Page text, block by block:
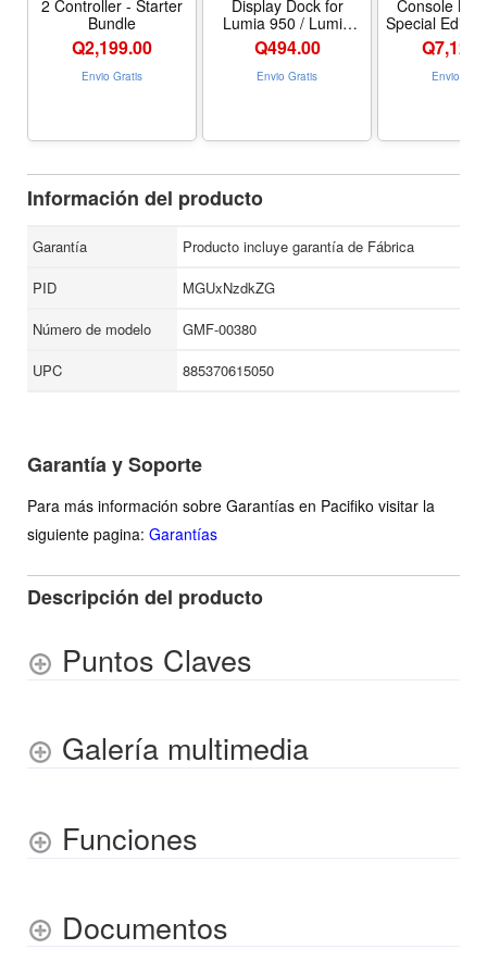
Compatibilidad: Win 10 64 bits, Win 10 32 bits, Win 8.1 32
bits, Win 8.1 64 bits, Win 8 32 bits, Win 8 64 bits, Win 7 32
bits, Win 7 64 bits, Win RT 8.1, Win RT 8 Mac OS 10.10,
2 Controller - Starter
Bundle
Q2,199.00
Envio Gratis
Display Dock for
Lumia 950 / Lumia
950 XL - Black
Q494.00
Envio Gratis
Console
Special
White
Q
Envio
Información del producto
Garantía
Producto incluye garantía de Fábrica
PID
MGUxNzdkZG
Número de modelo
GMF-00380
UPC
885370615050
Garantía y Soporte
Para más información sobre Garantías en Pacifiko visitar la
siguiente pagina: Garantías
Descripción del producto
Puntos Claves
Galería multimedia
Funciones
Documentos